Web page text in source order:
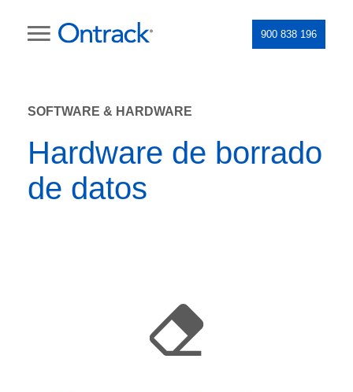
900 838 196
SOFTWARE & HARDWARE
Hardware de borrado
de datos